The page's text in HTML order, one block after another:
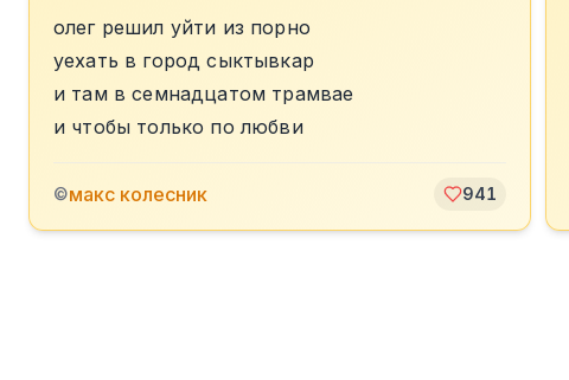
олег решил уйти из порно
уехать в город сыктывкар
и там в семнадцатом трамвае
и чтобы только по любви
©макс колесник 941